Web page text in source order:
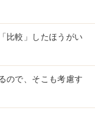
比較」したほうがい
ので、そこも考慮す